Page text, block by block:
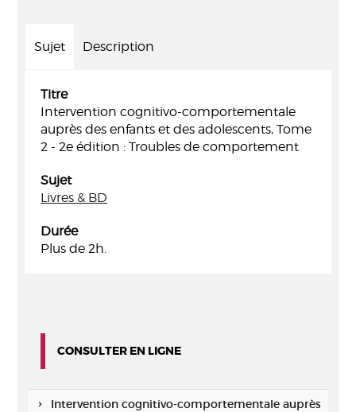
Sujet Description
Titre
Intervention cognitivo-comportementale
auprès des enfants et des adolescents, Tome
2 - 2e édition : Troubles de comportement
Sujet
Livres & BD
Durée
Plus de 2h.
CONSULTER EN LIGNE
Intervention cognitivo-comportementale auprès